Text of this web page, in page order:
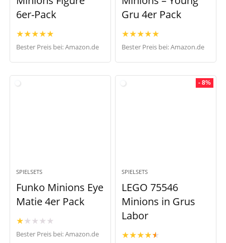
6er-Pack
★★★★★
Bester Preis bei: Amazon.de
Gru 4er Pack
★★★★★
Bester Preis bei: Amazon.de
SPIELSETS
Funko Minions Eye
Matie 4er Pack
★★ ★ ★ ★
Bester Preis bei: Amazon.de
- 8%
SPIELSETS
LEGO 75546
Minions in Grus
Labor
★★★★★